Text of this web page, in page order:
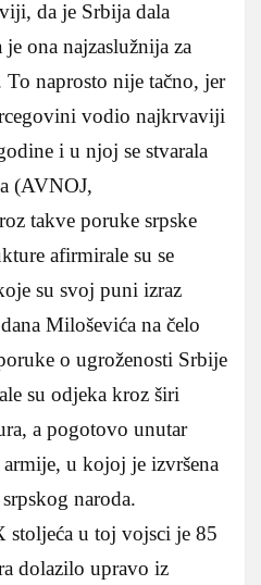
da je Srbija dala
ona najzaslužnija za
naprosto nije tačno, jer
vodio najkrvaviji
i u njoj se stvarala
(AVNOJ,
takve poruke srpske
afirmirale su se
su svoj puni izraz
Miloševića na čelo
o ugroženosti Srbije
su odjeka kroz širi
a pogotovo unutar
u kojoj je izvršena
naroda.
stoljeća u toj vojsci je 85
dolazilo upravo iz